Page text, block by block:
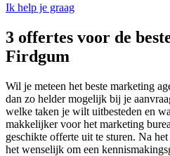
Ik help je graag
3 offertes voor de
Firdgum
Wil je meteen het beste marketing
dan zo helder mogelijk bij je
welke taken je wilt uitbesteden en
makkelijker voor het marketing
geschikte offerte uit te sturen. Na
het wenselijk om een